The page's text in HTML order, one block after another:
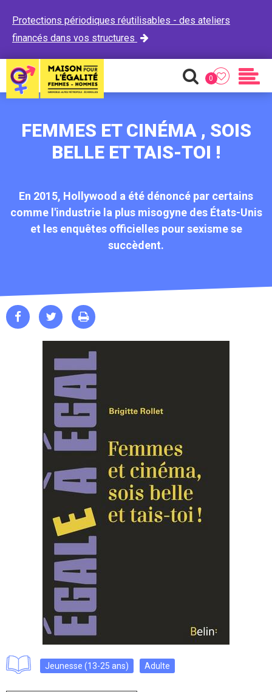
Protections périodiques réutilisables - des ateliers
financés dans vos structures

Recherche
0
Favoris
FEMMES ET CINÉMA , SOIS
BELLE ET TAIS-TOI !
En 2015, Hollywood a été dénoncé par certains
comme l'industrie la plus misogyne des États-Unis
et les enquêtes officielles pour sexisme se
succèdent.
  
Jeunesse (13-25 ans) Adulte